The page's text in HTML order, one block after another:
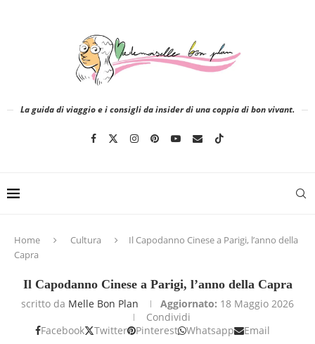
La guida di viaggio e i consigli da insider di una coppia di bon vivant.
Home Cultura
Il Capodanno Cinese a Parigi, l’anno della
Capra
Il Capodanno Cinese a Parigi, l’anno della Capra
scritto da Melle Bon Plan Aggiornato: 18 Maggio 2026
Condividi
Facebook
Twitter Pinterest Whatsapp Email